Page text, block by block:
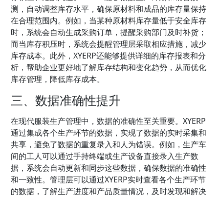
测，自动调整库存水平，确保原材料和成品的库存量保持
在合理范围内。例如，当某种原材料库存量低于安全库存
时，系统会自动生成采购订单，提醒采购部门及时补货；
而当库存积压时，系统会提醒管理层采取相应措施，减少
库存成本。此外，XYERP还能够提供详细的库存报表和分
析，帮助企业更好地了解库存结构和变化趋势，从而优化
库存管理，降低库存成本。
三、数据准确性提升
在现代服装生产管理中，数据的准确性至关重要。XYERP
通过集成各个生产环节的数据，实现了数据的实时采集和
共享，避免了数据的重复录入和人为错误。例如，生产车
间的工人可以通过手持终端或生产设备直接录入生产数
据，系统会自动更新和同步这些数据，确保数据的准确性
和一致性。管理层可以通过XYERP实时查看各个生产环节
的数据，了解生产进度和产品质量情况，及时发现和解决